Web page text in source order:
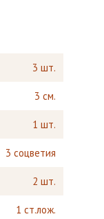
3 шт.
3 см.
1 шт.
3 соцветия
2 шт.
1 ст.лож.